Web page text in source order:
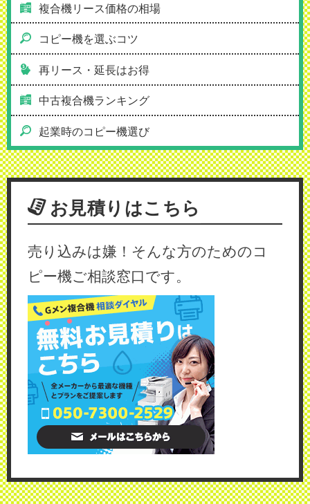
複合機リース価格の相場
コピー機を選ぶコツ
再リース・延長はお得
中古複合機ランキング
起業時のコピー機選び
お見積りはこちら
売り込みは嫌！そんな方のためのコ
ピー機ご相談窓口です。